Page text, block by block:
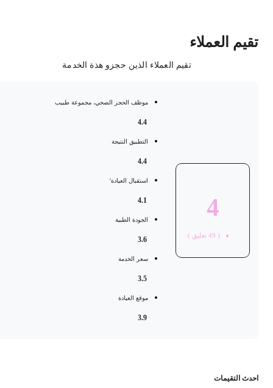
العملاء
تقيم العملاء الذين حجزو هذة الخدمة
49 تعليق )
موظف الحجر الصحي، مجموعة طبيب
التطبيق النتيجة
استقبال العيادة'
الجودة الطبية
سعر الخدمة
موقع العيادة
التقيمات